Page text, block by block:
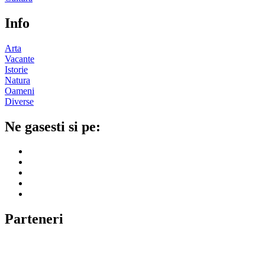
Info
Arta
Vacante
Istorie
Natura
Oameni
Diverse
Ne gasesti si pe:
Parteneri